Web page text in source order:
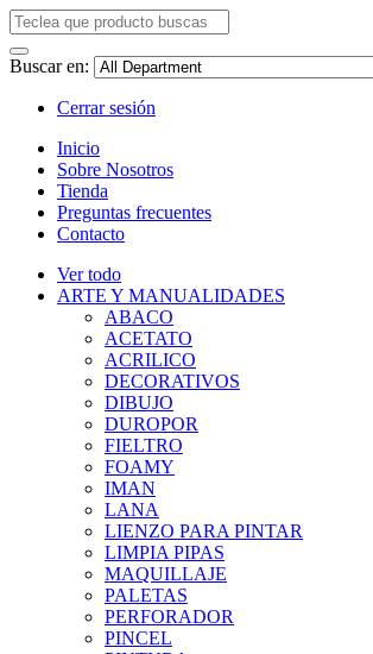
Buscar en:
Cerrar sesión
Inicio
Sobre Nosotros
Tienda
Preguntas frecuentes
Contacto
Ver todo
ARTE Y MANUALIDADES
ABACO
ACETATO
ACRILICO
DECORATIVOS
DIBUJO
DUROPOR
FIELTRO
FOAMY
IMAN
LANA
LIENZO PARA PINTAR
LIMPIA PIPAS
MAQUILLAJE
PALETAS
PERFORADOR
PINCEL